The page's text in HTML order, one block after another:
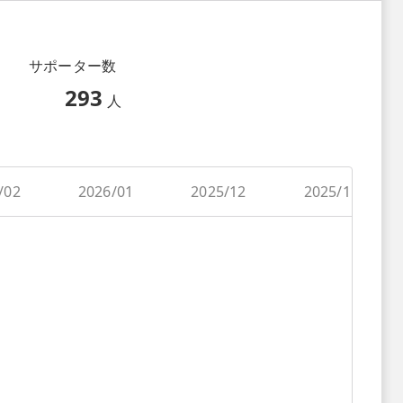
サポーター数
293 人
02 2026/01 2025/12 2025/11